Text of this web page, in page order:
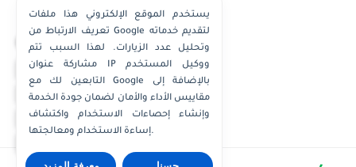
واتساب الكويت
واتساب قطر
واتساب عُمان
يستخدم الموقع الإلكتروني هذا ملفات
تعريف الارتباط من Google لتقديم خدماته
وتحليل عدد الزيارات. لهذا السبب تتم
مشاركة عنوان IP ووكيل المستخدم
التابعين لك مع Google بالإضافة إلى
مقاييس الأداء والأمان لضمان جودة الخدمة
وإنشاء إحصاءات الاستخدام واكتشاف
إساءة الاستخدام ومعالجتها.